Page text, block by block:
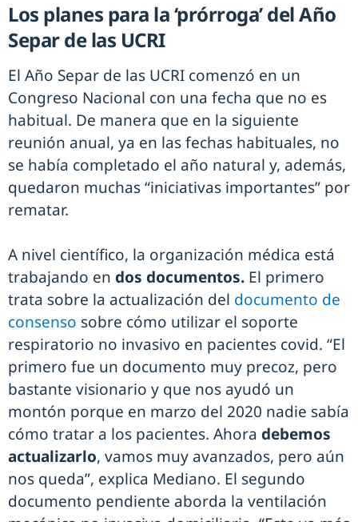
Los planes para la ‘prórroga’ del Año
Separ de las UCRI
El Año Separ de las UCRI comenzó en un
Congreso Nacional con una fecha que no es
habitual. De manera que en la siguiente
reunión anual, ya en las fechas habituales, no
se había completado el año natural y, además,
quedaron muchas “iniciativas importantes” por
rematar.
A nivel científico, la organización médica está
trabajando en dos documentos. El primero
trata sobre la actualización del documento de
consenso sobre cómo utilizar el soporte
respiratorio no invasivo en pacientes covid. “El
primero fue un documento muy precoz, pero
bastante visionario y que nos ayudó un
montón porque en marzo del 2020 nadie sabía
cómo tratar a los pacientes. Ahora debemos
actualizarlo, vamos muy avanzados, pero aún
nos queda”, explica Mediano. El segundo
documento pendiente aborda la ventilación